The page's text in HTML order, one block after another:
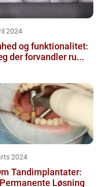
2024
og funktionalitet:
der forvandler ru...
2024
Tandimplantater:
Løsning